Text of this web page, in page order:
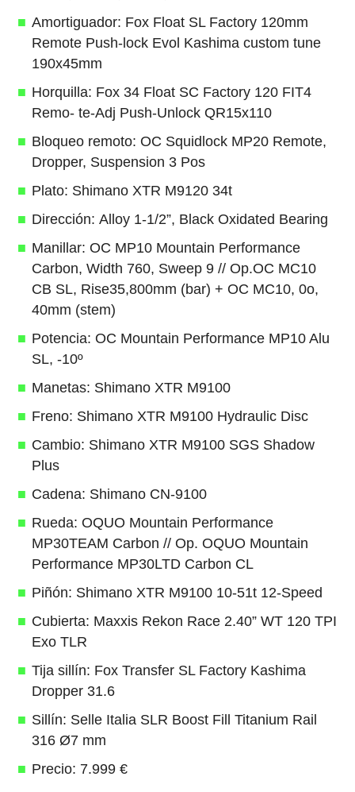
Amortiguador: Fox Float SL Factory 120mm
Remote Push-lock Evol Kashima custom tune
190x45mm
Horquilla: Fox 34 Float SC Factory 120 FIT4
Remo- te-Adj Push-Unlock QR15x110
Bloqueo remoto: OC Squidlock MP20 Remote,
Dropper, Suspension 3 Pos
Plato: Shimano XTR M9120 34t
Dirección: Alloy 1-1/2”, Black Oxidated Bearing
Manillar: OC MP10 Mountain Performance
Carbon, Width 760, Sweep 9 // Op.OC MC10
CB SL, Rise35,800mm (bar) + OC MC10, 0o,
40mm (stem)
Potencia: OC Mountain Performance MP10 Alu
SL, -10º
Manetas: Shimano XTR M9100
Freno: Shimano XTR M9100 Hydraulic Disc
Cambio: Shimano XTR M9100 SGS Shadow
Plus
Cadena: Shimano CN-9100
Rueda: OQUO Mountain Performance
MP30TEAM Carbon // Op. OQUO Mountain
Performance MP30LTD Carbon CL
Piñón: Shimano XTR M9100 10-51t 12-Speed
Cubierta: Maxxis Rekon Race 2.40” WT 120 TPI
Exo TLR
Tija sillín: Fox Transfer SL Factory Kashima
Dropper 31.6
Sillín: Selle Italia SLR Boost Fill Titanium Rail
316 Ø7 mm
Precio: 7.999 €